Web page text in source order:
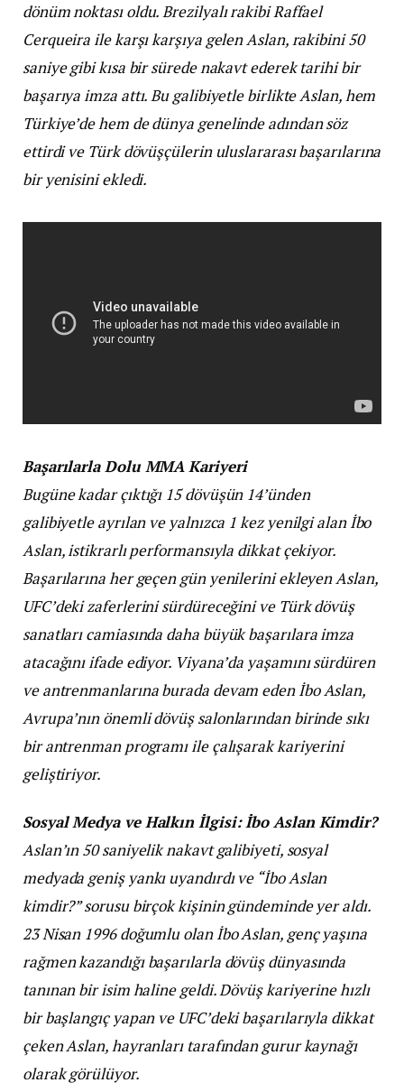
dönüm noktası oldu. Brezilyalı rakibi Raffael
Cerqueira ile karşı karşıya gelen Aslan, rakibini 50
saniye gibi kısa bir sürede nakavt ederek tarihi bir
başarıya imza attı. Bu galibiyetle birlikte Aslan, hem
Türkiye’de hem de dünya genelinde adından söz
ettirdi ve Türk dövüşçülerin uluslararası başarılarına
bir yenisini ekledi.
Başarılarla Dolu MMA Kariyeri
Bugüne kadar çıktığı 15 dövüşün 14’ünden
galibiyetle ayrılan ve yalnızca 1 kez yenilgi alan İbo
Aslan, istikrarlı performansıyla dikkat çekiyor.
Başarılarına her geçen gün yenilerini ekleyen Aslan,
UFC’deki zaferlerini sürdüreceğini ve Türk dövüş
sanatları camiasında daha büyük başarılara imza
atacağını ifade ediyor. Viyana’da yaşamını sürdüren
ve antrenmanlarına burada devam eden İbo Aslan,
Avrupa’nın önemli dövüş salonlarından birinde sıkı
bir antrenman programı ile çalışarak kariyerini
geliştiriyor.
Sosyal Medya ve Halkın İlgisi: İbo Aslan Kimdir?
Aslan’ın 50 saniyelik nakavt galibiyeti, sosyal
medyada geniş yankı uyandırdı ve “İbo Aslan
kimdir?” sorusu birçok kişinin gündeminde yer aldı.
23 Nisan 1996 doğumlu olan İbo Aslan, genç yaşına
rağmen kazandığı başarılarla dövüş dünyasında
tanınan bir isim haline geldi. Dövüş kariyerine hızlı
bir başlangıç yapan ve UFC’deki başarılarıyla dikkat
çeken Aslan, hayranları tarafından gurur kaynağı
olarak görülüyor.